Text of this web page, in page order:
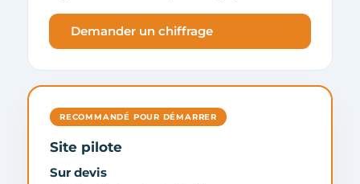
Demander un chiffrage
RECOMMANDÉ POUR DÉMARRER
Site pilote
Sur devis